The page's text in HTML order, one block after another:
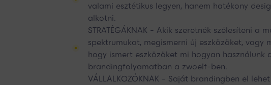
valami esztétikus legyen, hanem hatékony
alkotni.
STRATÉGÁKNAK - Akik szeretnék szélesíteni a
spektrumukat, megismerni új eszközöket, vagy
hogy ismert eszközöket mi hogyan használunk
brandingfolyamatban a zwoelf-ben.
VÁLLALKOZÓKNAK - Saját brandingben el